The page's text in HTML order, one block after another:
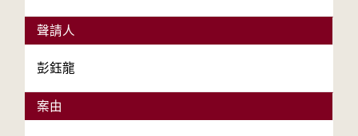
聲請人
彭鈺龍
案由